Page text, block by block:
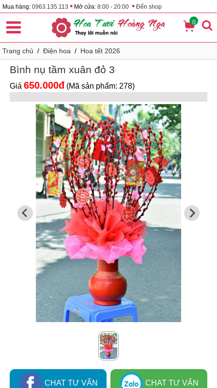
Mua hàng: 0963.135.113 • Mở cửa: 8:00 - 20:00 • Đến shop
0
Trang chủ / Điện hoa / Hoa tết 2026
Bình nụ tầm xuân đỏ 3
Giá 650.000đ (Mã sản phẩm: 278)
CHAT TƯ VẤN CHAT TƯ VẤN